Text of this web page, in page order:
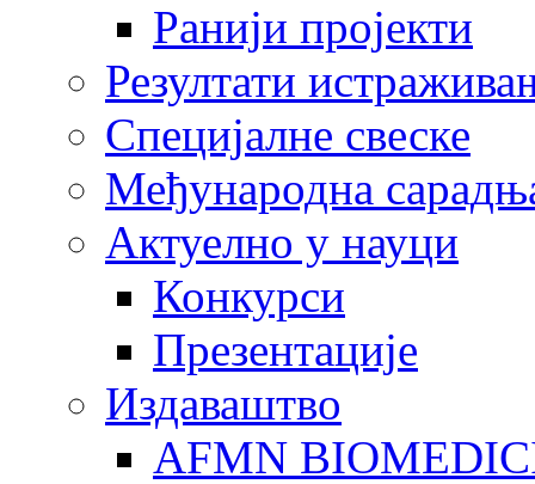
Ранији пројекти
Резултати
Специјалне свеске
Међународна
Актуелно у науци
Конкурси
Презентације
Издаваштво
AFMN